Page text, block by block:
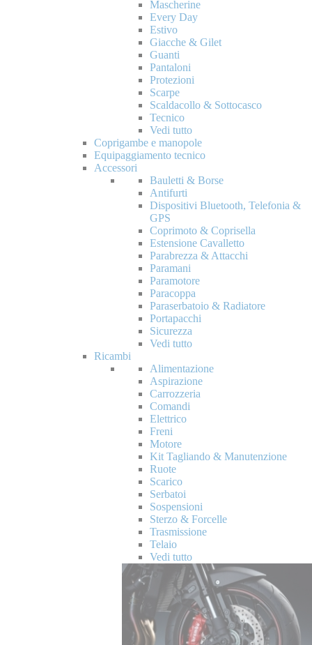
Mascherine
Every Day
Estivo
Giacche & Gilet
Guanti
Pantaloni
Protezioni
Scarpe
Scaldacollo & Sottocasco
Tecnico
Vedi tutto
Coprigambe e manopole
Equipaggiamento tecnico
Accessori
Bauletti & Borse
Antifurti
Dispositivi Bluetooth, Telefonia &
GPS
Coprimoto & Coprisella
Estensione Cavalletto
Parabrezza & Attacchi
Paramani
Paramotore
Paracoppa
Paraserbatoio & Radiatore
Portapacchi
Sicurezza
Vedi tutto
Ricambi
Alimentazione
Aspirazione
Carrozzeria
Comandi
Elettrico
Freni
Motore
Kit Tagliando & Manutenzione
Ruote
Scarico
Serbatoi
Sospensioni
Sterzo & Forcelle
Trasmissione
Telaio
Vedi tutto